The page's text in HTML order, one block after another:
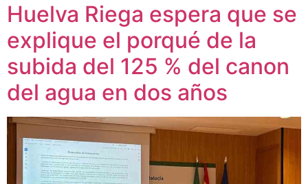
Huelva Riega espera que se
explique el porqué de la
subida del 125 % del canon
del agua en dos años